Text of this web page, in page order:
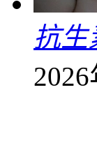
抗